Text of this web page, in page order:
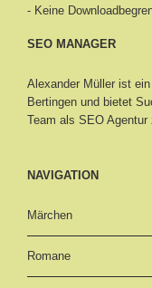
- Keine
SEO MANAGER
Alexander Müller ist
Bertingen und bietet
Team als SEO Agentur
NAVIGATION
Märchen
Romane